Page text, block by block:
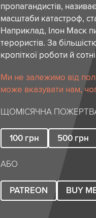
пропагандистів,
масштаби катастроф,
Наприклад, Ілон Маск
терористів. За
кропіткої роботи й
Ми не залежимо від
може вказувати нам,
ЩОМІСЯЧНА ПОЖЕРТВА
100 грн 500 грн
АБО
PATREON BUY